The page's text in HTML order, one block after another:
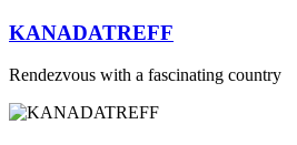
Zum
springen
KANADATREFF
Rendezvous with a fascinating country